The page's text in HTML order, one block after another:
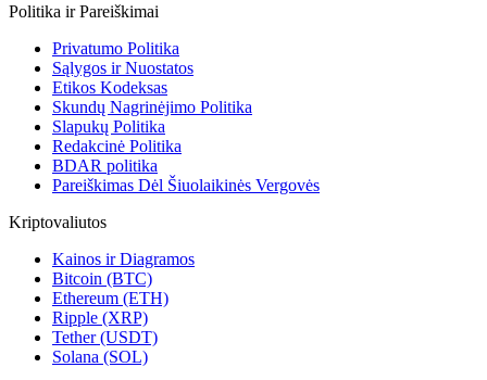
Politika ir Pareiškimai
Privatumo Politika
Sąlygos ir Nuostatos
Etikos Kodeksas
Skundų Nagrinėjimo Politika
Slapukų Politika
Redakcinė Politika
BDAR politika
Pareiškimas Dėl Šiuolaikinės Vergovės
Kriptovaliutos
Kainos ir Diagramos
Bitcoin (BTC)
Ethereum (ETH)
Ripple (XRP)
Tether (USDT)
Solana (SOL)